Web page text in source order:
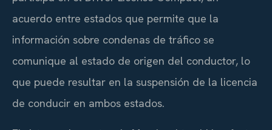
acuerdo entre estados que permite que la
información sobre condenas de tráfico se
comunique al estado de origen del conductor, lo
que puede resultar en la suspensión de la licencia
de conducir en ambos estados.